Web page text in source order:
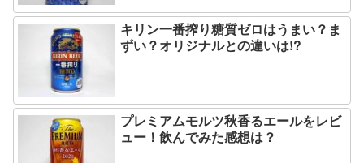
キリン一番搾り糖質ゼロはうまい？ま
ずい？オリジナルとの違いは!?
プレミアムモルツ秋香るエールをレビ
ュー！飲んでみた感想は？